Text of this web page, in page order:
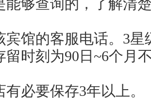
能够查询的，了解清
宾馆的客服电话。3星
留时刻为90日~6个月
必要保存3年以上。